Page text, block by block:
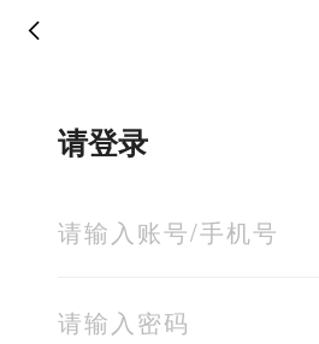
请登录